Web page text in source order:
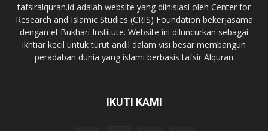
tafsiralquran.id adalah website yang diinisiasi oleh Center for
Research and Islamic Studies (CRIS) Foundation bekerjasama
dengan el-Bukhari Institute. Website ini diluncurkan sebagai
ikhtiar kecil untuk turut andil dalam visi besar membangun
peradaban dunia yang islami berbasis tafsir Alquran
IKUTI KAMI